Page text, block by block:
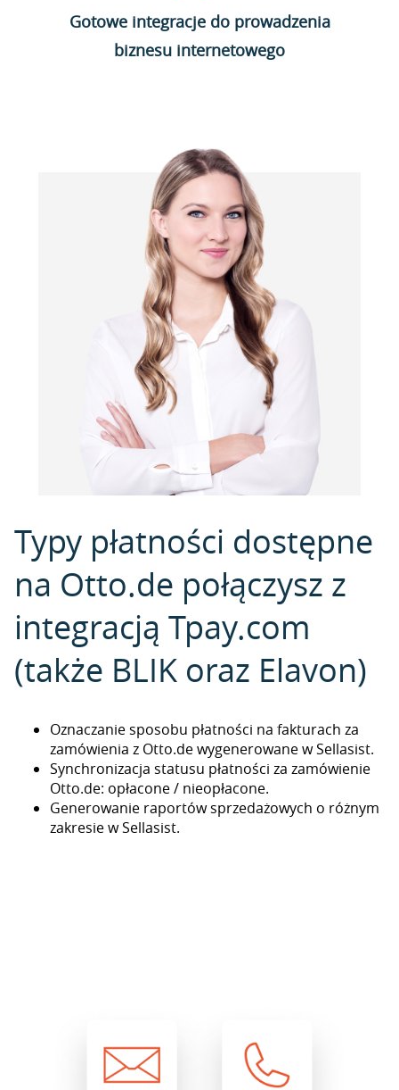
Gotowe integracje do prowadzenia
biznesu internetowego
Typy płatności dostępne
na Otto.de połączysz z
integracją Tpay.com
(także BLIK oraz Elavon)
Oznaczanie sposobu płatności na fakturach za
zamówienia z Otto.de wygenerowane w Sellasist.
Synchronizacja statusu płatności za zamówienie
Otto.de: opłacone / nieopłacone.
Generowanie raportów sprzedażowych o różnym
zakresie w Sellasist.